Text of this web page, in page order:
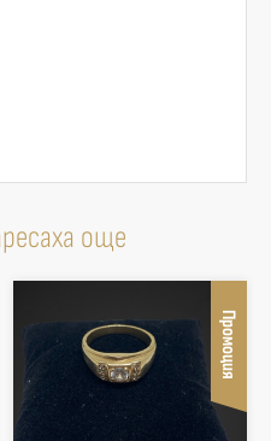
още
Промоция